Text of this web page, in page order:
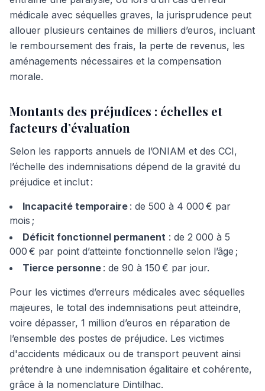
médicale avec séquelles graves, la jurisprudence peut
allouer plusieurs centaines de milliers d’euros, incluant
le remboursement des frais, la perte de revenus, les
aménagements nécessaires et la compensation
morale.
Montants des préjudices : échelles et
facteurs d’évaluation
Selon les rapports annuels de l’ONIAM et des CCI,
l’échelle des indemnisations dépend de la gravité du
préjudice et inclut :
Incapacité temporaire : de 500 à 4 000 € par
mois ;
Déficit fonctionnel permanent : de 2 000 à 5
000 € par point d’atteinte fonctionnelle selon l’âge ;
Tierce personne : de 90 à 150 € par jour.
Pour les victimes d’erreurs médicales avec séquelles
majeures, le total des indemnisations peut atteindre,
voire dépasser, 1 million d’euros en réparation de
l’ensemble des postes de préjudice. Les victimes
d'accidents médicaux ou de transport peuvent ainsi
prétendre à une indemnisation égalitaire et cohérente,
grâce à la nomenclature Dintilhac.